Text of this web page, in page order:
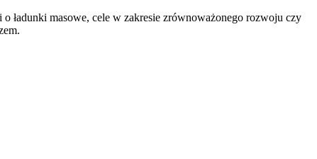
ładunki masowe, cele w zakresie zrównoważonego rozwoju czy